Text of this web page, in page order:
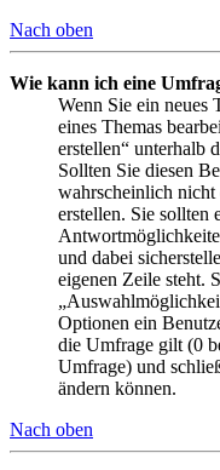
Nach oben
Wie kann ich eine
Wenn Sie ein neues
eines Themas
erstellen“ unterhalb
Sollten Sie diesen
wahrscheinlich
erstellen. Sie sollten
und dabei
eigenen Zeile steht.
Optionen ein
die Umfrage gilt (0
Umfrage) und
ändern können.
Nach oben